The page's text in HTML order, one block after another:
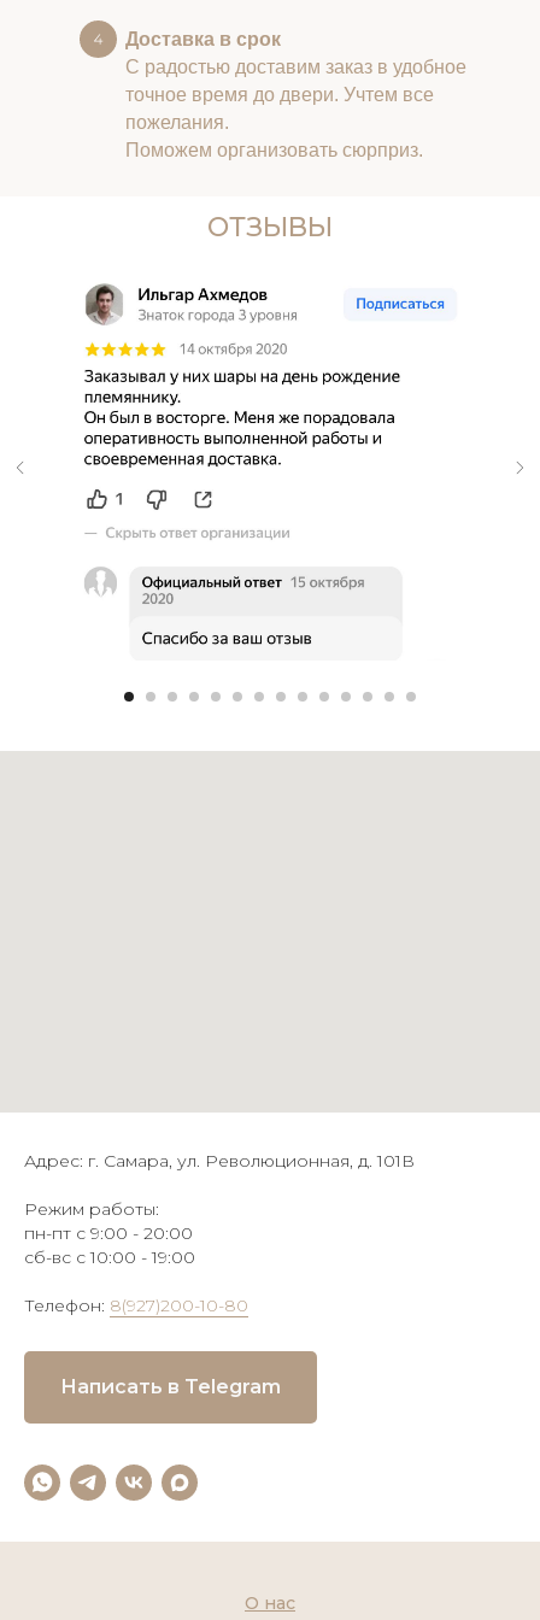
Доставка в срок
С радостью доставим заказ в удобное
точное время до двери. Учтем все
пожелания.
Поможем организовать сюрприз.
ОТЗЫВЫ
Адрес: г. Самара, ул. Революционная, д. 101В
Режим работы:
пн-пт с 9:00 - 20:00
сб-вс с 10:00 - 19:00
Телефон: 8(927)200-10-80
Написать в Telegram
О нас